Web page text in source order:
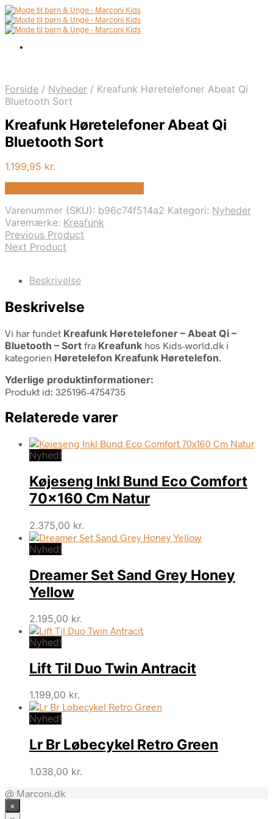
Forside / Nyheder / Kreafunk Høretelefoner Abeat Qi
Bluetooth Sort
Kreafunk Høretelefoner Abeat Qi
Bluetooth Sort
1.199,95 kr.
Varenummer (SKU): b96c74f514a2 Kategori: Nyheder
Varemærke: Kreafunk
Previous Product
Next Product
Beskrivelse
Beskrivelse
Vi har fundet Kreafunk Høretelefoner – Abeat Qi –
Bluetooth – Sort fra Kreafunk hos Kids-world.dk i
kategorien Høretelefon Kreafunk Høretelefon.
Yderlige produktinformationer:
Produkt id: 325196-4754735
Relaterede varer
Nyhed!
Køjeseng Inkl Bund Eco Comfort
70×160 Cm Natur
2.375,00 kr.
Nyhed!
Dreamer Set Sand Grey Honey
Yellow
2.195,00 kr.
Nyhed!
Lift Til Duo Twin Antracit
1.199,00 kr.
Nyhed!
Lr Br Løbecykel Retro Green
1.038,00 kr.
@ Marconi.dk
×